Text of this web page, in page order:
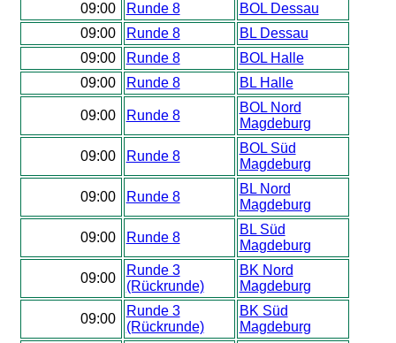
09:00
Runde 8
BOL Dessau
09:00
Runde 8
BL Dessau
09:00
Runde 8
BOL Halle
09:00
Runde 8 BL Halle
09:00 Runde 8
BOL Nord
Magdeburg
09:00 Runde 8
BOL Süd
Magdeburg
09:00 Runde 8
BL Nord
Magdeburg
09:00 Runde 8
BL Süd
Magdeburg
09:00
Runde 3
(Rückrunde)
BK Nord
Magdeburg
09:00
Runde 3
(Rückrunde)
BK Süd
Magdeburg